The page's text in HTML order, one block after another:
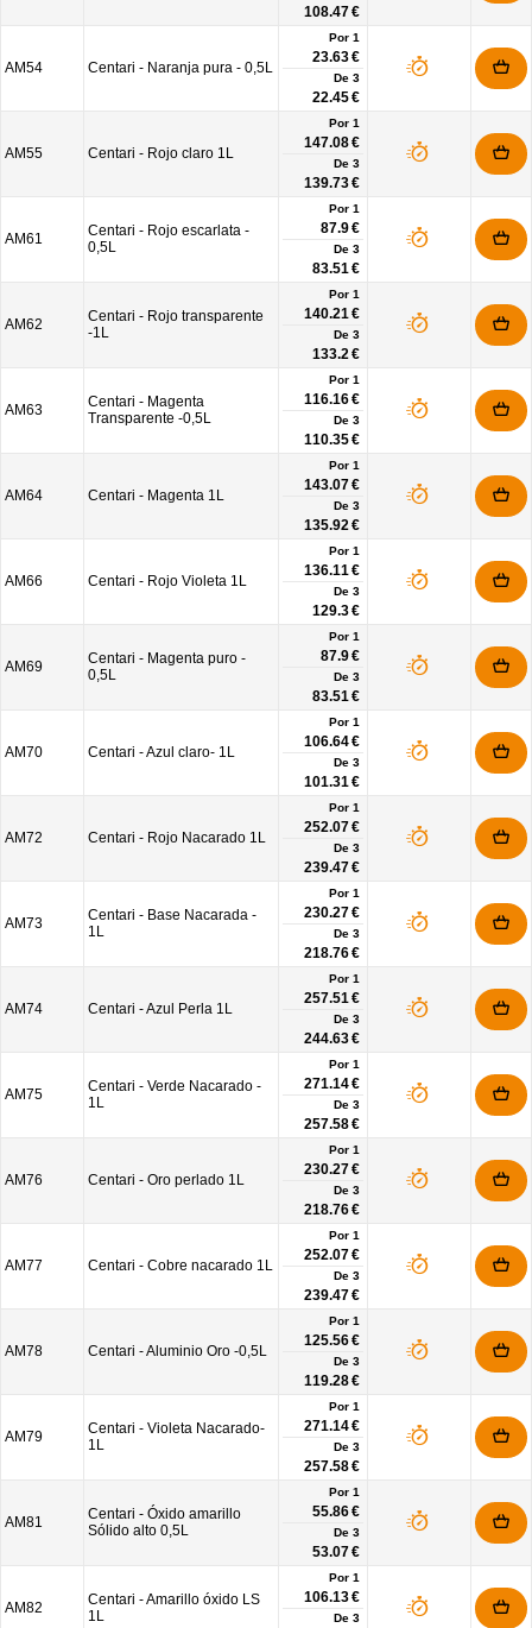
108.47 €
AM54 Centari - Naranja pura - 0,5L
Por 1
23.63 €
De 3
22.45 €
AM55 Centari - Rojo claro 1L
Por 1
147.08 €
De 3
139.73 €
AM61
Centari - Rojo escarlata -
0,5L
Por 1
87.9 €
De 3
83.51 €
AM62
Centari - Rojo transparente
-1L
Por 1
140.21 €
De 3
133.2 €
AM63
Centari - Magenta
Transparente -0,5L
Por 1
116.16 €
De 3
110.35 €
AM64 Centari - Magenta 1L
Por 1
143.07 €
De 3
135.92 €
AM66 Centari - Rojo Violeta 1L
Por 1
136.11 €
De 3
129.3 €
AM69
Centari - Magenta puro -
0,5L
Por 1
87.9 €
De 3
83.51 €
AM70 Centari - Azul claro- 1L
Por 1
106.64 €
De 3
101.31 €
AM72 Centari - Rojo Nacarado 1L
Por 1
252.07 €
De 3
239.47 €
AM73
Centari - Base Nacarada -
1L
Por 1
230.27 €
De 3
218.76 €
AM74 Centari - Azul Perla 1L
Por 1
257.51 €
De 3
244.63 €
AM75
Centari - Verde Nacarado -
1L
Por 1
271.14 €
De 3
257.58 €
AM76 Centari - Oro perlado 1L
Por 1
230.27 €
De 3
218.76 €
AM77 Centari - Cobre nacarado 1L
Por 1
252.07 €
De 3
239.47 €
AM78 Centari - Aluminio Oro -0,5L
Por 1
125.56 €
De 3
119.28 €
AM79
Centari - Violeta Nacarado-
1L
Por 1
271.14 €
De 3
257.58 €
AM81
Centari - Óxido amarillo
Sólido alto 0,5L
Por 1
55.86 €
De 3
53.07 €
AM82
Centari - Amarillo óxido LS
1L
Por 1
106.13 €
De 3